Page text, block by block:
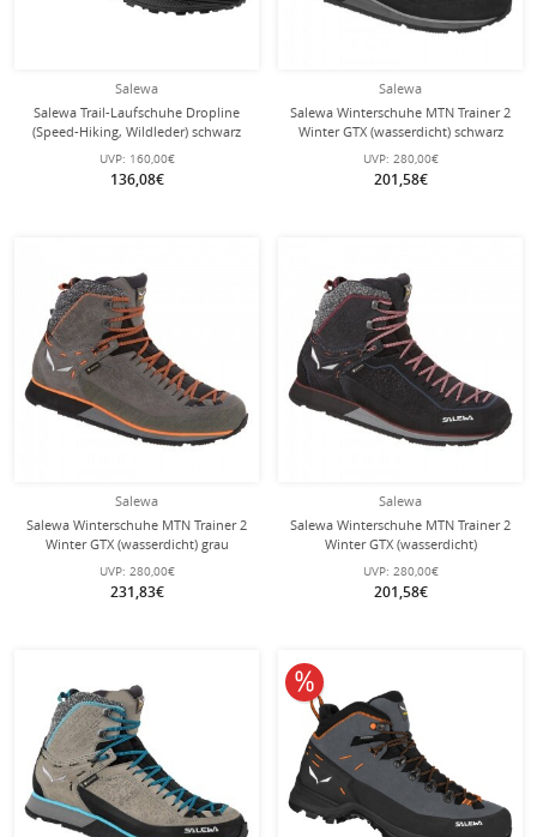
Salewa
Salewa Trail-Laufschuhe Dropline
(Speed-Hiking, Wildleder) schwarz
Herren
UVP: 160,00€
136,08€
Salewa
Salewa Winterschuhe MTN Trainer 2
Winter GTX (wasserdicht) schwarz
Herren
UVP: 280,00€
201,58€
Salewa
Salewa Winterschuhe MTN Trainer 2
Winter GTX (wasserdicht) grau
Herren
UVP: 280,00€
231,83€
Salewa
Salewa Winterschuhe MTN Trainer 2
Winter GTX (wasserdicht)
asphaltgrau Damen
UVP: 280,00€
201,58€
10% reduziert